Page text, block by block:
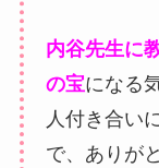
内谷先生に
の宝になる
人付き合い
で、ありが